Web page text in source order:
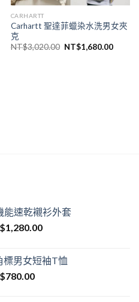
CARHARTT
Carhartt 聖達菲蠟染水洗男女夾
克
NT$3,020.00 NT$1,680.00
能速乾襯衫外套
1,280.00
標男女短袖T恤
780.00